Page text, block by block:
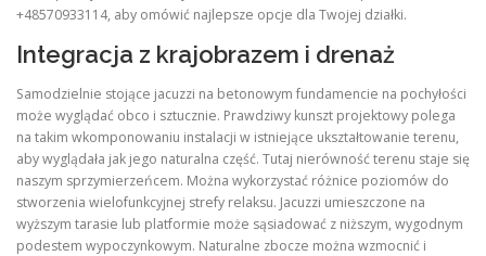
+48570933114, aby omówić najlepsze opcje dla Twojej działki.
Integracja z krajobrazem i drenaż
Samodzielnie stojące jacuzzi na betonowym fundamencie na pochyłości
może wyglądać obco i sztucznie. Prawdziwy kunszt projektowy polega
na takim wkomponowaniu instalacji w istniejące ukształtowanie terenu,
aby wyglądała jak jego naturalna część. Tutaj nierówność terenu staje się
naszym sprzymierzeńcem. Można wykorzystać różnice poziomów do
stworzenia wielofunkcyjnej strefy relaksu. Jacuzzi umieszczone na
wyższym tarasie lub platformie może sąsiadować z niższym, wygodnym
podestem wypoczynkowym. Naturalne zbocze można wzmocnić i